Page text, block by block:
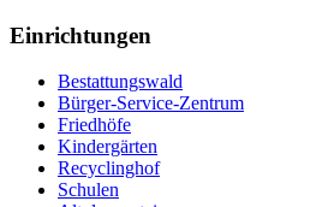
Einrichtungen
Bestattungswald
Bürger-Service-Zentrum
Friedhöfe
Kindergärten
Recyclinghof
Schulen